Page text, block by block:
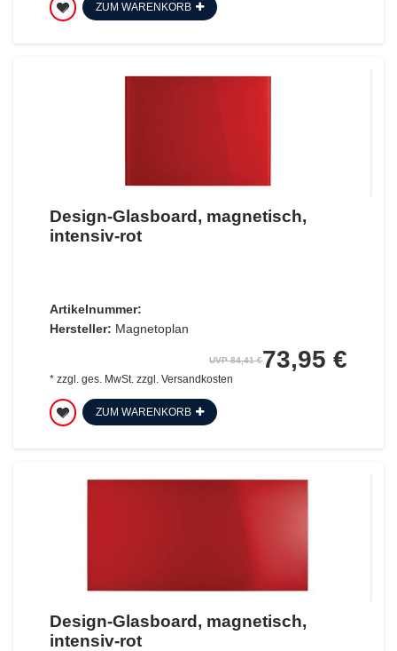
ZUM WARENKORB
Design-Glasboard, magnetisch,
intensiv-rot
Artikelnummer:
Hersteller: Magnetoplan
UVP 84,41 €73,95 €
* zzgl. ges. MwSt.zzgl. Versandkosten
ZUM WARENKORB
Design-Glasboard, magnetisch,
intensiv-rot